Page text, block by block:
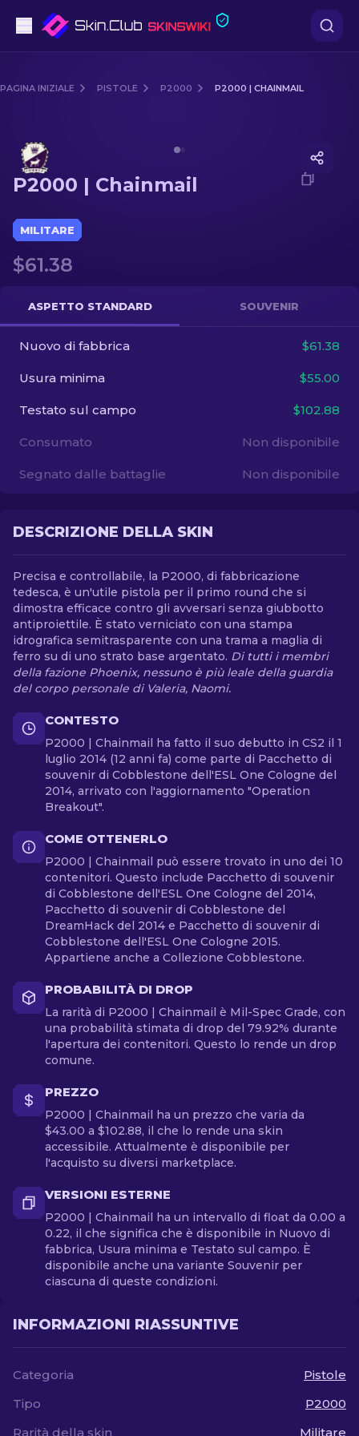
Fucile
Fucile di precisione
Coltelli
Guanto
Casse
Altro
PAGINA INIZIALE PISTOLE P2000 P2000 | CHAINMAIL
P2000 | Chainmail
MILITARE
$61.38
ASPETTO STANDARD SOUVENIR
Nuovo di fabbrica $61.38
Usura minima $55.00
Testato sul campo $102.88
Consumato Non disponibile
Segnato dalle battaglie Non disponibile
DESCRIZIONE DELLA SKIN
Precisa e controllabile, la P2000, di fabbricazione
tedesca, è un'utile pistola per il primo round che si
dimostra efficace contro gli avversari senza giubbotto
antiproiettile. È stato verniciato con una stampa
idrografica semitrasparente con una trama a maglia di
ferro su di uno strato base argentato. Di tutti i membri
della fazione Phoenix, nessuno è più leale della guardia
del corpo personale di Valeria, Naomi.
CONTESTO
P2000 | Chainmail ha fatto il suo debutto in CS2 il 1
luglio 2014 (12 anni fa) come parte di Pacchetto di
souvenir di Cobblestone dell'ESL One Cologne del
2014, arrivato con l'aggiornamento "Operation
Breakout".
COME OTTENERLO
P2000 | Chainmail può essere trovato in uno dei 10
contenitori. Questo include Pacchetto di souvenir
di Cobblestone dell'ESL One Cologne del 2014,
Pacchetto di souvenir di Cobblestone del
DreamHack del 2014 e Pacchetto di souvenir di
Cobblestone dell'ESL One Cologne 2015.
Appartiene anche a Collezione Cobblestone.
PROBABILITÀ DI DROP
La rarità di P2000 | Chainmail è Mil-Spec Grade, con
una probabilità stimata di drop del 79.92% durante
l'apertura dei contenitori. Questo lo rende un drop
comune.
PREZZO
P2000 | Chainmail ha un prezzo che varia da
$43.00 a $102.88, il che lo rende una skin
accessibile. Attualmente è disponibile per
l'acquisto su diversi marketplace.
VERSIONI ESTERNE
P2000 | Chainmail ha un intervallo di float da 0.00 a
0.22, il che significa che è disponibile in Nuovo di
fabbrica, Usura minima e Testato sul campo. È
disponibile anche una variante Souvenir per
ciascuna di queste condizioni.
INFORMAZIONI RIASSUNTIVE
Categoria
Pistole
Tipo
P2000
Rarità della skin
Militare